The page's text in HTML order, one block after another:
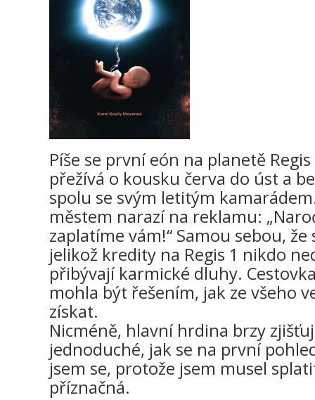
Píše se první eón na planetě
přežívá o kousku červa do úst a
spolu se svým letitým
městem narazí na reklamu:
zaplatíme vám!“ Samou sebou,
jelikož kredity na Regis 1 nikdo
přibývají karmické dluhy.
mohla být řešením, jak ze všeho
získat.
Nicméně, hlavní hrdina brzy
jednoduché, jak se na první
jsem se, protože jsem musel
příznačná.